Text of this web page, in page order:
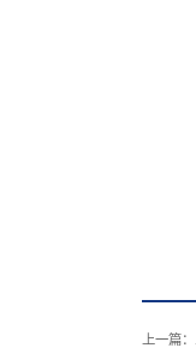
上一篇：